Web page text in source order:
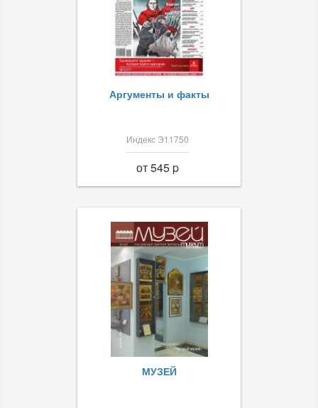
Аргументы и факты
Индекс Э11750
от 545 p
МУЗЕЙ